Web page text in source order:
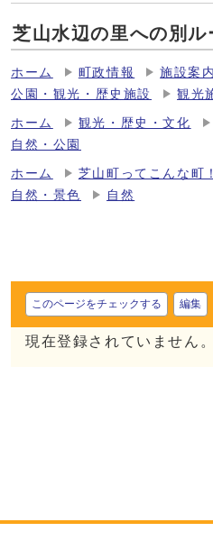
芝山水辺の里への別ル
ホーム 町政情報
施設案内
公園・観光・歴史施設
観光
ホーム 観光・歴史・文化
自然・公園
ホーム
芝山町ってこんな町
自然・景色
自然
このページをチェックする 編集
現在登録されていません。